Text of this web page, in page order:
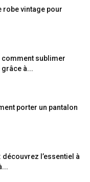
vintage pour
comment sublimer
à...
porter un pantalon
l’essentiel à